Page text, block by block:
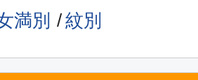
満別 紋別